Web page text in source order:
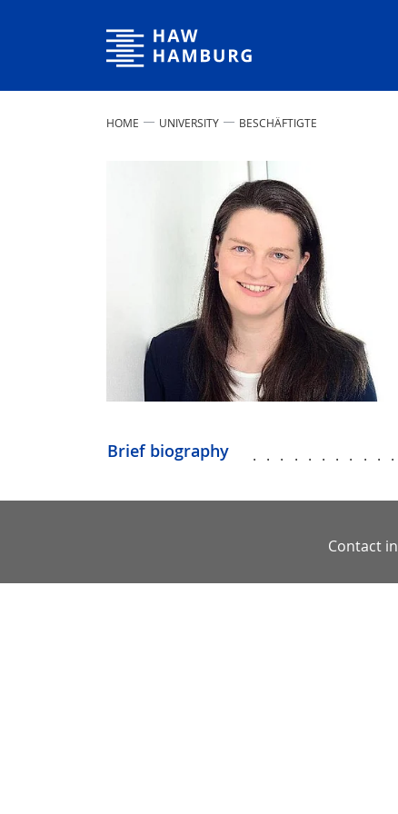
Hamburg University of Applied Sciences
HOME UNIVERSITY BESCHÄFTIGTE
Brief biography
Contact